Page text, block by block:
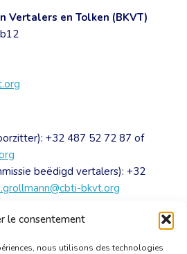
le consentement
nous utilisons des technologies
Vertalers en Tolken (BKVT)
+32 487 52 72 87 of
beëdigd vertalers): +32
bkvt.org
[PDF]